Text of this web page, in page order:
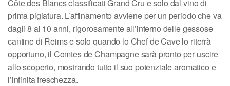
Côte des Blancs classificati Grand Cru e solo dal vino di
prima pigiatura. L’affinamento avviene per un periodo che va
dagli 8 ai 10 anni, rigorosamente all’interno delle gessose
cantine di Reims e solo quando lo Chef de Cave lo riterrà
opportuno, il Comtes de Champagne sarà pronto per uscire
allo scoperto, mostrando tutto il suo potenziale aromatico e
l’infinita freschezza.